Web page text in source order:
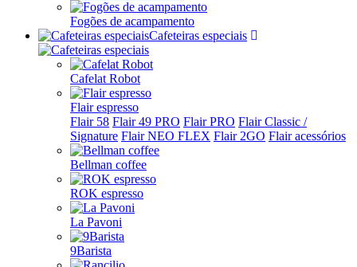
Fogões de acampamento
Cafeteiras especiais
Cafelat Robot
Flair espresso
Flair 58 Flair 49 PRO Flair PRO Flair Classic /
Signature Flair NEO FLEX Flair 2GO Flair acessórios
Bellman coffee
ROK espresso
La Pavoni
9Barista